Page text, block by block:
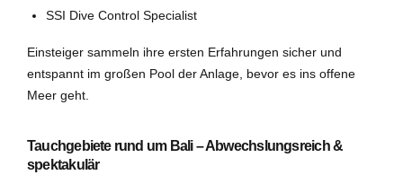
SSI Dive Control Specialist
Einsteiger sammeln ihre ersten Erfahrungen sicher und
entspannt im großen Pool der Anlage, bevor es ins offene
Meer geht.
Tauchgebiete rund um Bali – Abwechslungsreich &
spektakulär